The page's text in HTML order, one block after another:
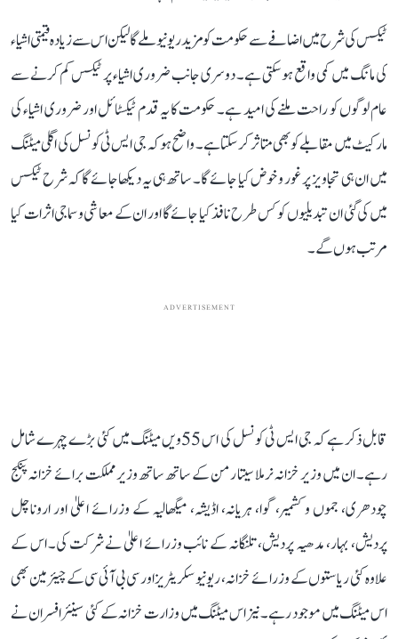
ٹیکس کی شرح میں اضافے سے حکومت کو مزید ریونیو ملے گا لیکن اس سے زیادہ قیمتی اشیاء
کی مانگ میں کمی واقع ہو سکتی ہے۔ دوسری جانب ضروری اشیاء پر ٹیکس کم کرنے سے
عام لوگوں کو راحت ملنے کی امید ہے۔ حکومت کا یہ قدم ٹیکسٹائل اور ضروری اشیاء کی
مارکیٹ میں مقابلے کو بھی متاثر کر سکتا ہے۔ واضح ہو کہ جی ایس ٹی کونسل کی اگلی میٹنگ
میں ان ہی تجاویز پر غور و خوض کیا جائے گا۔ ساتھ ہی یہ دیکھا جائے گا کہ شرح ٹیکس
میں کی گئی ان تبدیلیوں کو کس طرح نافذ کیا جائے گا اور ان کے معاشی و سماجی اثرات کیا
مرتب ہوں گے۔
ADVERTISEMENT
قابل ذکر ہے کہ جی ایس ٹی کونسل کی اس 55ویں میٹنگ میں کئی بڑے چہرے شامل
رہے۔ ان میں وزیر خزانہ نرملا سیتا رمن کے ساتھ ساتھ وزیر مملکت برائے خزانہ پنکج
چودھری، جموں و کشمیر، گوا، ہریانہ، اڈیشہ، میگھالیہ کے وزرائے اعلیٰ اور اروناچل
پردیش، بہار، مدھیہ پردیش، تلنگانہ کے نائب وزرائے اعلیٰ نے شرکت کی۔ اس کے
علاوہ کئی ریاستوں کے وزرائے خزانہ، ریونیو سکریٹریز اور سی بی آئی سی کے چیئرمین بھی
اس میٹنگ میں موجود رہے۔ نیز اس میٹنگ میں وزارت خزانہ کے کئی سینئر افسران نے